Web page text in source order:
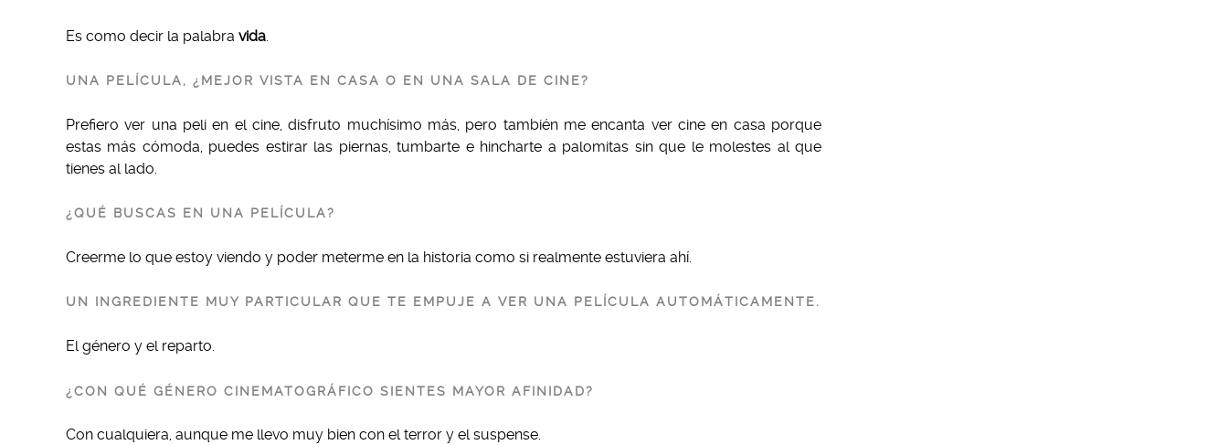
Es como decir la palabra vida
UNA PELÍCULA, ¿MEJOR VISTA EN CASA O EN UNA SALA DE CINE?
Prefiero ver una peli en el cine, disfruto muchísimo más, pero también me encanta ver cine en casa porque
estas más cómoda, puedes estirar las piernas, tumbarte e hincharte a palomitas sin que le molestes al que
tienes al lado.
¿QUÉ BUSCAS EN UNA PELÍCULA?
Creerme lo que estoy viendo y poder meterme en la historia como si realmente estuviera ahí.
UN INGREDIENTE MUY PARTICULAR QUE TE EMPUJE A VER UNA PELÍCULA AUTOMÁTICAMENTE.
El género y el reparto.
¿CON QUÉ GÉNERO CINEMATOGRÁFICO SIENTES MAYOR AFINIDAD?
Con cualquiera, aunque me llevo muy bien con el terror y el suspense.